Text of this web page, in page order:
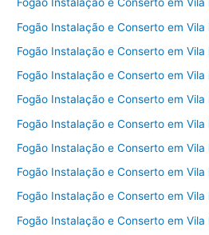
Fogão Instalação e Conserto em Vila
Fogão Instalação e Conserto em
Fogão Instalação e Conserto em Vila
Fogão Instalação e Conserto em Vila
Fogão Instalação e Conserto em Vila
Fogão Instalação e Conserto em Vila
Fogão Instalação e Conserto em Vila
Fogão Instalação e Conserto em Vila
Fogão Instalação e Conserto em Vila
Fogão Instalação e Conserto em Vila